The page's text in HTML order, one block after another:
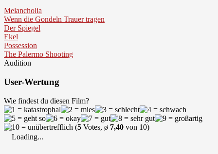
Melancholia
Wenn die Gondeln Trauer tragen
Der Spiegel
Ekel
Possession
The Palermo Shooting
Audition
User-Wertung
Wie findest du diesen Film?
(5 Votes, ø 7,40 von 10)
Loading...